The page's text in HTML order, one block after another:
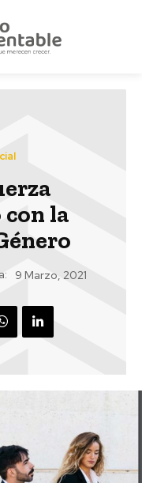
la
9 Marzo, 2021